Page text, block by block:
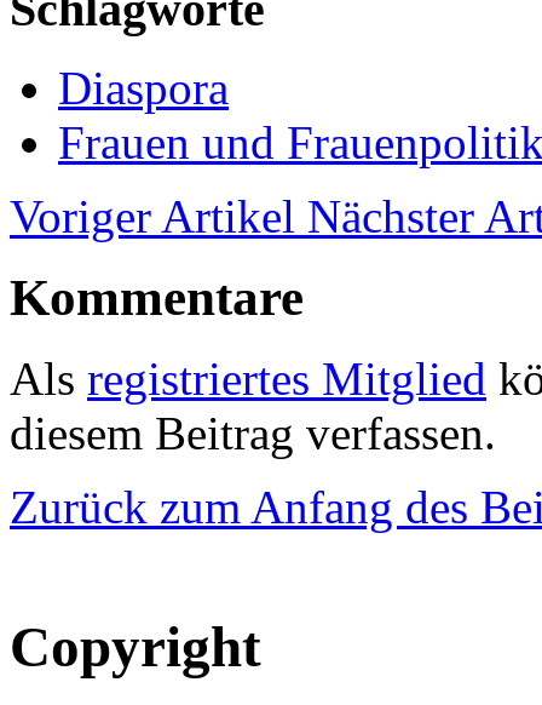
Diaspora
Frauen und
Voriger Artikel Nächster
Kommentare
Als registriertes Mitglied
diesem Beitrag verfassen.
Zurück zum Anfang des
Copyright